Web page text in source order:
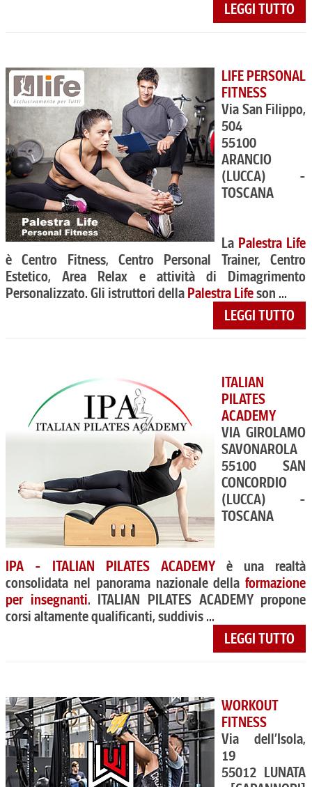
LEGGI TUTTO
LIFE PERSONAL
FITNESS
Via San Filippo,
504
55100
ARANCIO
(LUCCA) -
TOSCANA
La Palestra Life
è Centro Fitness, Centro Personal Trainer, Centro
Estetico, Area Relax e attività di Dimagrimento
Personalizzato. Gli istruttori della Palestra Lifeson ...
LEGGI TUTTO
ITALIAN
PILATES
ACADEMY
VIA GIROLAMO
SAVONAROLA
55100 SAN
CONCORDIO
(LUCCA) -
TOSCANA
IPA - ITALIAN PILATES ACADEMYè una realtà
consolidata nel panorama nazionale dellaformazione
per insegnanti. ITALIAN PILATES ACADEMY propone
corsi altamente qualificanti, suddivis ...
LEGGI TUTTO
WORKOUT
FITNESS
Via dell’Isola,
19
55012 LUNATA